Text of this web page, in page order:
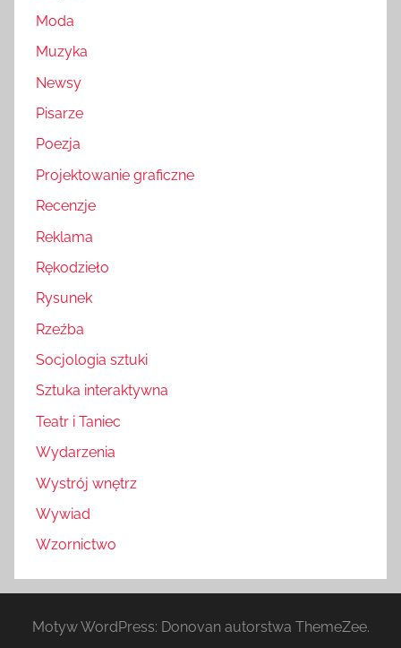
Moda
Muzyka
Newsy
Pisarze
Poezja
Projektowanie graficzne
Recenzje
Reklama
Rękodzieło
Rysunek
Rzeźba
Socjologia sztuki
Sztuka interaktywna
Teatr i Taniec
Wydarzenia
Wystrój wnętrz
Wywiad
Wzornictwo
Motyw WordPress: Donovan autorstwa ThemeZee.